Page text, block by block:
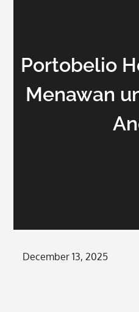
Portobelio
Menawan
Posted
December 13, 2025